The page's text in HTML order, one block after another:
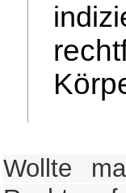
Wollte